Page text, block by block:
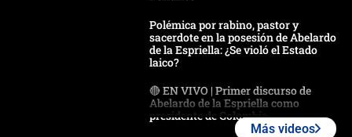
Polémica por rabino, pastor y
sacerdote en la posesión de Abelardo
de la Espriella: ¿Se violó el Estado
laico?
🔴 EN VIVO | Primer discurso de
Abelardo de la Espriella como
presidente de Colombia
Más videos